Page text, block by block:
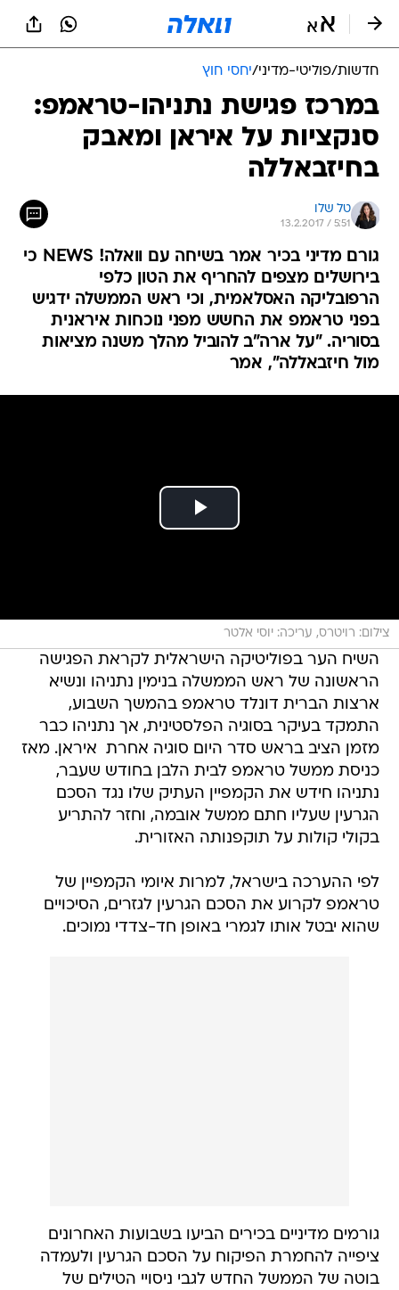
חדשות/פוליטי-מדיני/יחסי חוץ
במרכז פגישת נתניהו-טראמפ:
סנקציות על איראן ומאבק
בחיזבאללה
טל שלו
13.2.2017 / 5:51
גורם מדיני בכיר אמר בשיחה עם וואלה! NEWS כי
בירושלים מצפים להחריף את הטון כלפי
הרפובליקה האסלאמית, וכי ראש הממשלה ידגיש
בפני טראמפ את החשש מפני נוכחות איראנית
בסוריה. "על ארה"ב להוביל מהלך משנה מציאות
מול חיזבאללה", אמר
צילום: רויטרס, עריכה: יוסי אלטר
השיח הער בפוליטיקה הישראלית לקראת הפגישה
הראשונה של ראש הממשלה בנימין נתניהו ונשיא
ארצות הברית דונלד טראמפ בהמשך השבוע,
התמקד בעיקר בסוגיה הפלסטינית, אך נתניהו כבר
מזמן הציב בראש סדר היום סוגיה אחרת  איראן. מאז
כניסת ממשל טראמפ לבית הלבן בחודש שעבר,
נתניהו חידש את הקמפיין העתיק שלו נגד הסכם
הגרעין שעליו חתם ממשל אובמה, וחזר להתריע
בקולי קולות על תוקפנותה האזורית.
לפי ההערכה בישראל, למרות איומי הקמפיין של
טראמפ לקרוע את הסכם הגרעין לגזרים, הסיכויים
שהוא יבטל אותו לגמרי באופן חד-צדדי נמוכים.
גורמים מדיניים בכירים הביעו בשבועות האחרונים
ציפייה להחמרת הפיקוח על הסכם הגרעין ולעמדה
בוטה של הממשל החדש לגבי ניסויי הטילים של